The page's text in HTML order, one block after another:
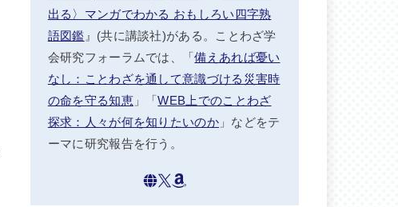
出る〉マンガでわかる おもしろい四字熟
語図鑑 』(共に講談社)がある。ことわざ学
会研究フォーラムでは、「備えあれば憂い
なし：ことわざを通して意識づける災害時
の命を守る知恵」「WEB上でのことわざ
探求：人々が何を知りたいのか」などをテ
ーマに研究報告を行う。